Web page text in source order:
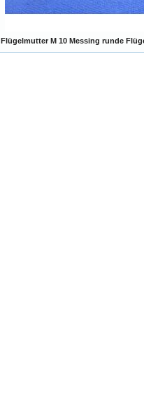
Flügelmutter M 10 Messing runde